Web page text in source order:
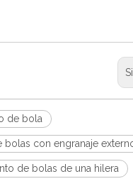
de bola
bolas con engranaje
de bolas de una hilera